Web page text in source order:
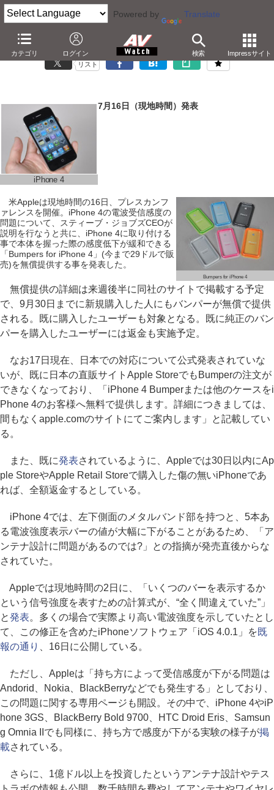
Powered by Translate
カテゴリ ログイン 検索 Impressサイト
米Apple、iPhone 4の受信感度問題でバンパーを無償提供
リスト
iPhone 4
7月16日（現地時間）発表
Bumpers for iPhone 4
米Appleは現地時間の16日、プレスカンフ
ァレンスを開催。iPhone 4の電波受信感度の
問題について、スティーブ・ジョブズCEOが
説明を行なうと共に、iPhone 4に取り付ける
事で本体を握った際の感度低下が緩和できる
「Bumpers for iPhone 4」(今まで29ドルで販
売)を無償提供する事を発表した。
無償提供の詳細は来週後半に同社のサイトで掲載する予定
で、9月30日までに新規購入した人にもバンパーが無償で提供
される。既に購入したユーザーも対象となる。既に純正のバン
パーを購入したユーザーには返金も実施予定。
なお17日現在、日本での対応について公式発表されていな
いが、既に日本の直販サイトApple StoreでもBumperの注文が
できなくなっており、「iPhone 4 Bumperまたは他のケースをi
Phone 4のお客様へ無料で提供します。詳細につきましては、
間もなくapple.comのサイトにてご案内します」と記載してい
る。
また、既に発表されているように、Appleでは30日以内にAp
ple StoreやApple Retail Storeで購入した傷の無いiPhoneであ
れば、全額返金するとしている。
iPhone 4では、左下側面のメタルバンド部を持つと、5本あ
る電波強度表示バーの値が大幅に下がることがあるため、「ア
ンテナ設計に問題があるのでは?」との指摘が発売直後からな
されていた。
Appleでは現地時間の2日に、「いくつのバーを表示するか
という信号強度を表すための計算式が、“全く間違えていた”」
と発表。多くの場合で実際より高い電波強度を示していたとし
て、この修正を含めたiPhoneソフトウェア「iOS 4.0.1」を既
報の通り
、16日に公開している。
ただし、Appleは「持ち方によって受信感度が下がる問題は
Andorid、Nokia、BlackBerryなどでも発生する」としており、
この問題に関する専用ページも開設。その中で、iPhone 4やiP
hone 3GS、BlackBerry Bold 9700、HTC Droid Eris、Samsun
g Omnia IIでも同様に、持ち方で感度が下がる実験の様子が掲
載されている。
さらに、1億ドル以上を投資したというアンテナ設計やテス